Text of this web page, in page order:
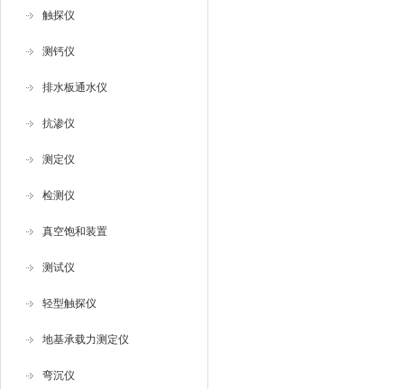
触探仪
测钙仪
排水板通水仪
抗渗仪
测定仪
检测仪
真空饱和装置
测试仪
轻型触探仪
地基承载力测定仪
弯沉仪